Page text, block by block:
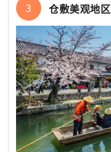
3 仓敷美观地区